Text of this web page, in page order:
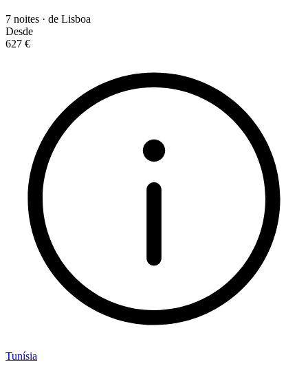
7 noites · de Lisboa
Desde
627 €
Tunísia